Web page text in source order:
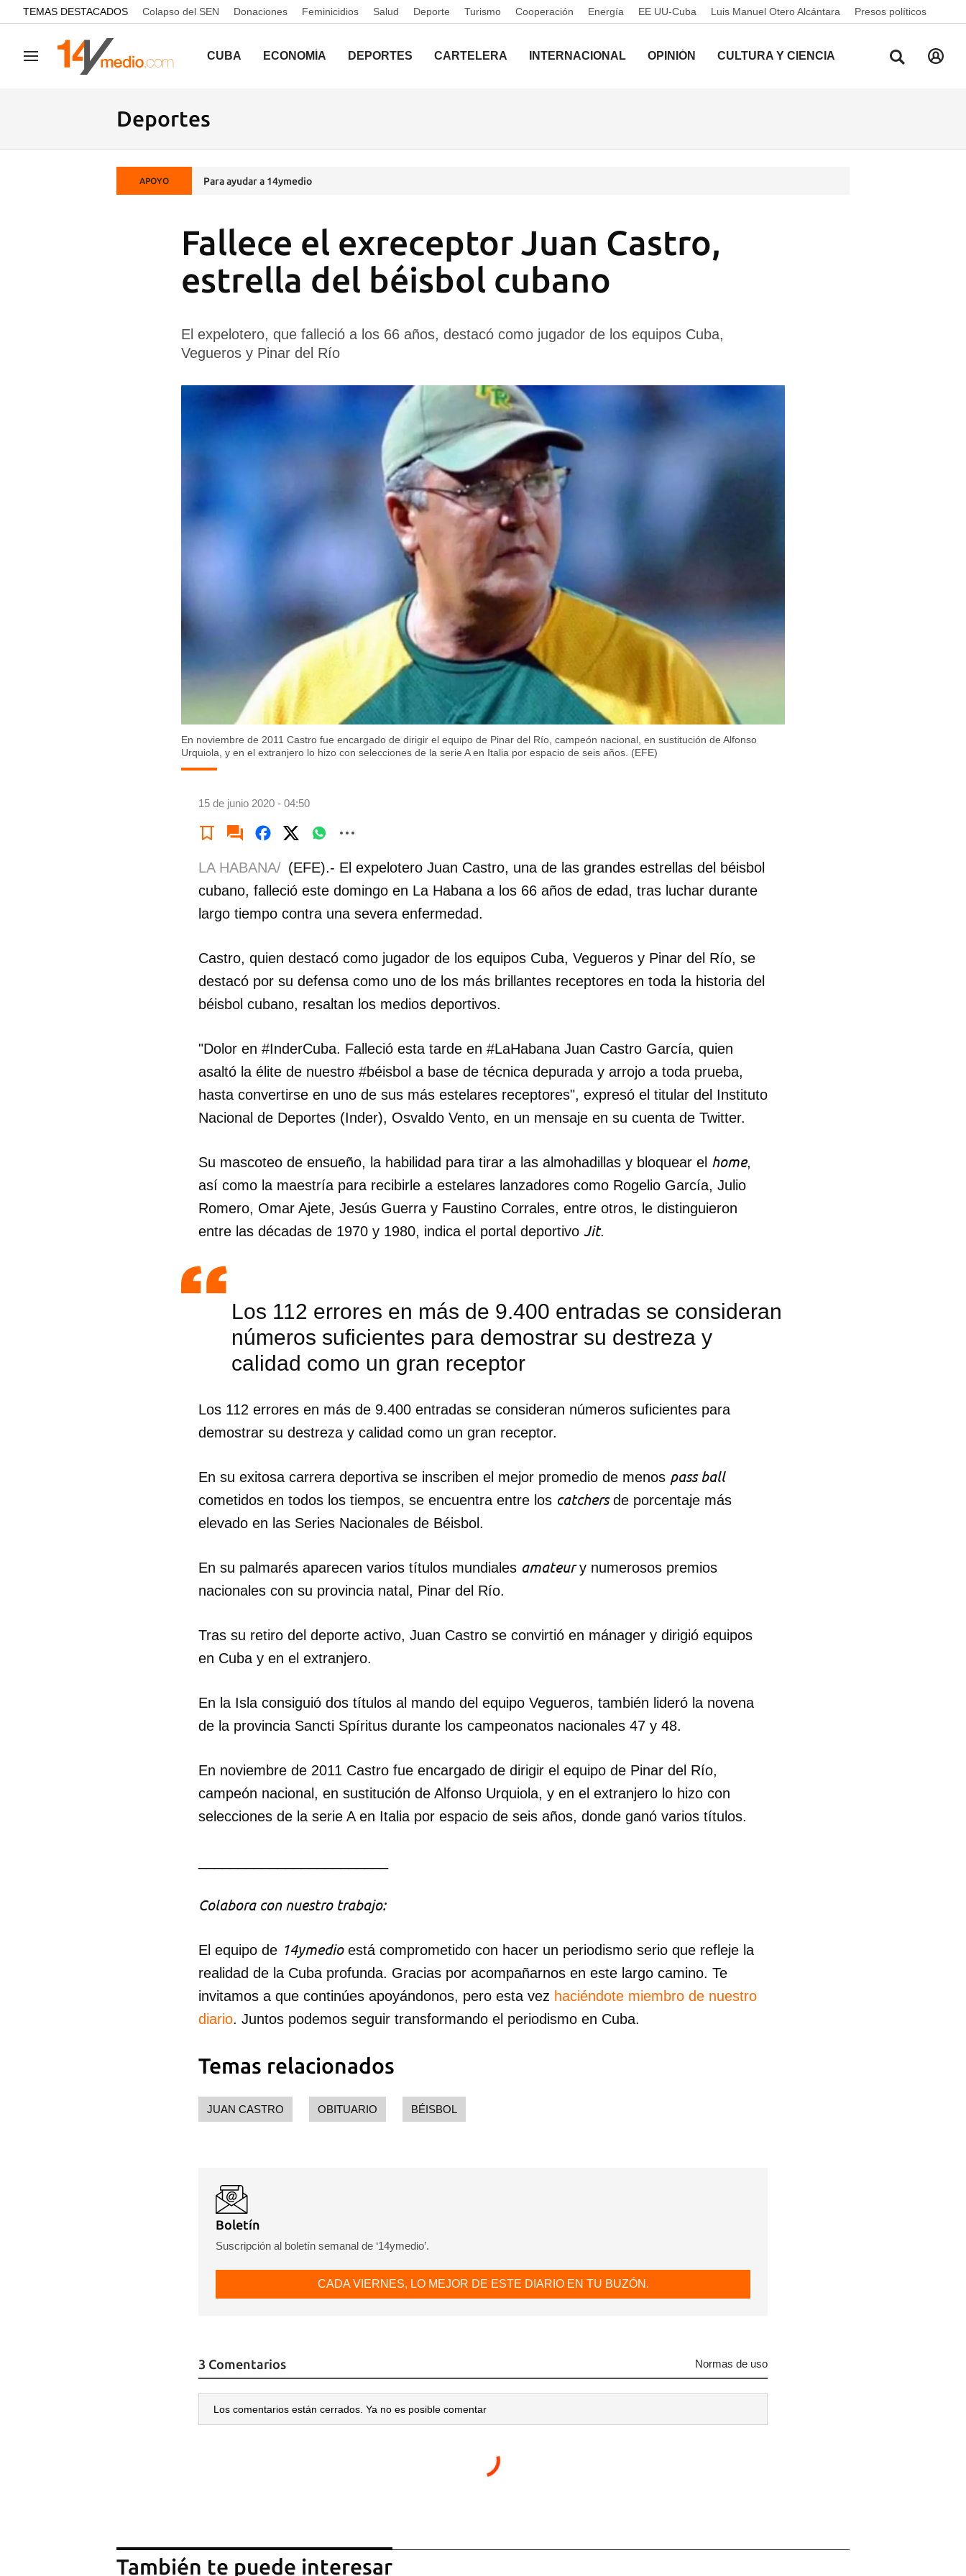
common.go-to-content
TEMAS DESTACADOS Colapso del SEN Donaciones Feminicidios Salud Deporte Turismo Cooperación Energía EE UU-Cuba Luis Manuel Otero Alcántara Presos políticos
Navegación CUBA ECONOMÍA DEPORTES CARTELERA INTERNACIONAL OPINIÓN CULTURA Y CIENCIA
Deportes
APOYO Para ayudar a 14ymedio
Fallece el exreceptor Juan Castro,
estrella del béisbol cubano
El expelotero, que falleció a los 66 años, destacó como jugador de los equipos Cuba,
Vegueros y Pinar del Río
En noviembre de 2011 Castro fue encargado de dirigir el equipo de Pinar del Río, campeón nacional, en sustitución de Alfonso
Urquiola, y en el extranjero lo hizo con selecciones de la serie A en Italia por espacio de seis años. (EFE)
15 de junio 2020 - 04:50
Guardar como favorito
Para poder guardar como favorito, primero has de iniciar sesión con tu
cuenta de 14ymedio.
INICIAR SESIÓN CANCELAR
LA HABANA/ (EFE).- El expelotero Juan Castro, una de las grandes estrellas del béisbol
cubano, falleció este domingo en La Habana a los 66 años de edad, tras luchar durante
largo tiempo contra una severa enfermedad.
Castro, quien destacó como jugador de los equipos Cuba, Vegueros y Pinar del Río, se
destacó por su defensa como uno de los más brillantes receptores en toda la historia del
béisbol cubano, resaltan los medios deportivos.
"Dolor en #InderCuba. Falleció esta tarde en #LaHabana Juan Castro García, quien
asaltó la élite de nuestro #béisbol a base de técnica depurada y arrojo a toda prueba,
hasta convertirse en uno de sus más estelares receptores", expresó el titular del Instituto
Nacional de Deportes (Inder), Osvaldo Vento, en un mensaje en su cuenta de Twitter.
Su mascoteo de ensueño, la habilidad para tirar a las almohadillas y bloquear el home,
así como la maestría para recibirle a estelares lanzadores como Rogelio García, Julio
Romero, Omar Ajete, Jesús Guerra y Faustino Corrales, entre otros, le distinguieron
entre las décadas de 1970 y 1980, indica el portal deportivo Jit.
Los 112 errores en más de 9.400 entradas se consideran
números suficientes para demostrar su destreza y
calidad como un gran receptor
Los 112 errores en más de 9.400 entradas se consideran números suficientes para
demostrar su destreza y calidad como un gran receptor.
En su exitosa carrera deportiva se inscriben el mejor promedio de menos pass ball
cometidos en todos los tiempos, se encuentra entre los catchersde porcentaje más
elevado en las Series Nacionales de Béisbol.
En su palmarés aparecen varios títulos mundiales amateury numerosos premios
nacionales con su provincia natal, Pinar del Río.
Tras su retiro del deporte activo, Juan Castro se convirtió en mánager y dirigió equipos
en Cuba y en el extranjero.
En la Isla consiguió dos títulos al mando del equipo Vegueros, también lideró la novena
de la provincia Sancti Spíritus durante los campeonatos nacionales 47 y 48.
En noviembre de 2011 Castro fue encargado de dirigir el equipo de Pinar del Río,
campeón nacional, en sustitución de Alfonso Urquiola, y en el extranjero lo hizo con
selecciones de la serie A en Italia por espacio de seis años, donde ganó varios títulos.
Colabora con nuestro trabajo:
El equipo de 14ymedioestá comprometido con hacer un periodismo serio que refleje la
realidad de la Cuba profunda. Gracias por acompañarnos en este largo camino. Te
invitamos a que continúes apoyándonos, pero esta vez haciéndote miembro de nuestro
diario. Juntos podemos seguir transformando el periodismo en Cuba.
Temas relacionados
JUAN CASTRO OBITUARIO BÉISBOL
Boletín
Suscripción al boletín semanal de ‘14ymedio’.
CADA VIERNES, LO MEJOR DE ESTE DIARIO EN TU BUZÓN.
3 Comentarios Normas de uso
Los comentarios están cerrados. Ya no es posible comentar
También te puede interesar